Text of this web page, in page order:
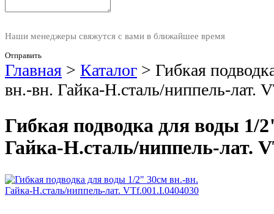
Наши менеджеры свяжутся с вами в ближайшее время
Отправить
Главная > Каталог > Гибкая
вн.-вн. Гайка-Н.сталь/ниппель-лат.
Гибкая подводка для воды 1/
Гайка-Н.сталь/ниппель-лат.